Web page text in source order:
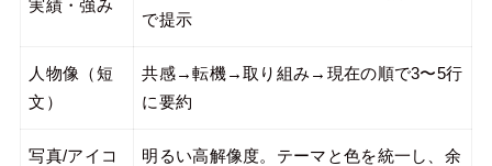
実績・強み
で提示
人物像（短
文）
共感→転機→取り組み→現在の順で3〜5行
に要約
写真/アイコ
明るい高解像度。テーマと色を統一し、余